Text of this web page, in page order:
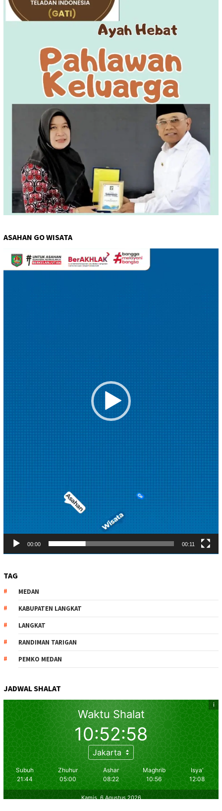
ASAHAN GO WISATA
Pemutar
Video
00:00 00:11
TAG
MEDAN
KABUPATEN LANGKAT
LANGKAT
RANDIMAN TARIGAN
PEMKO MEDAN
JADWAL SHALAT